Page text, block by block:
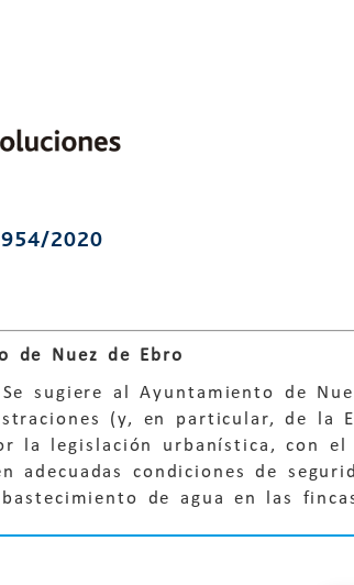
2020
de Nuez de Ebro
sugiere al Ayuntamiento de
(y, en particular, de la
la legislación urbanística, con
adecuadas condiciones de
de agua en las